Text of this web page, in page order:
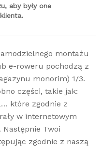
aby były one
montażu
e-roweru pochodzą z
monorim) 1/3.
części, takie jak:
które zgodnie z
w internetowym
Twoi
zgodnie z naszą